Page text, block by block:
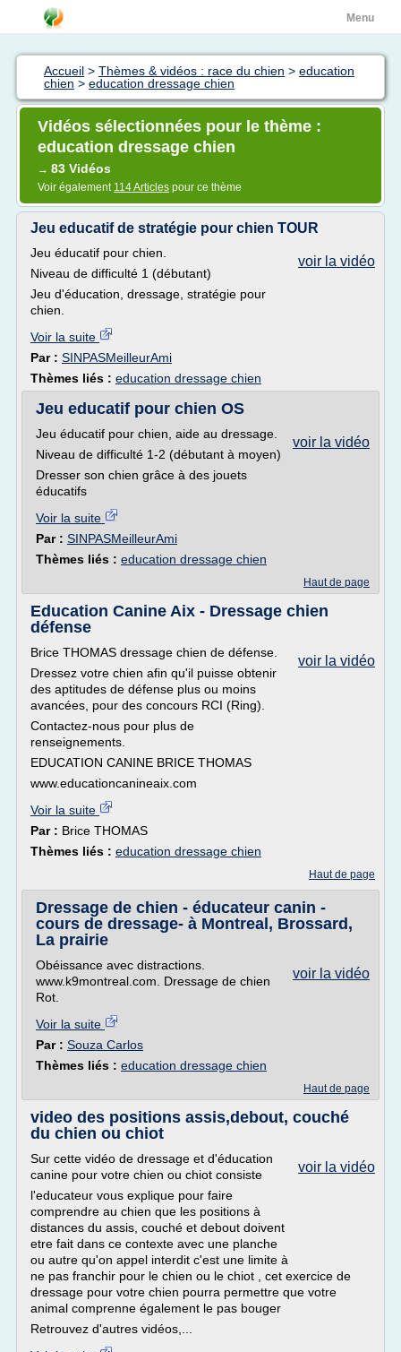
Menu
Accueil > Thèmes & vidéos : race du chien > education
chien > education dressage chien
Vidéos sélectionnées pour le thème :
education dressage chien
→ 83 Vidéos
Voir également 114 Articles pour ce thème
Jeu educatif de stratégie pour chien TOUR
voir la vidéo
Jeu éducatif pour chien.
Niveau de difficulté 1 (débutant)
Jeu d'éducation, dressage, stratégie pour
chien.
Voir la suite
Par : SINPASMeilleurAmi
Thèmes liés : education dressage chien
Jeu educatif pour chien OS
voir la vidéo
Jeu éducatif pour chien, aide au dressage.
Niveau de difficulté 1-2 (débutant à moyen)
Dresser son chien grâce à des jouets
éducatifs
Voir la suite
Par : SINPASMeilleurAmi
Thèmes liés : education dressage chien
Haut de page
Education Canine Aix - Dressage chien
défense
voir la vidéo
Brice THOMAS dressage chien de défense.
Dressez votre chien afin qu'il puisse obtenir
des aptitudes de défense plus ou moins
avancées, pour des concours RCI (Ring).
Contactez-nous pour plus de
renseignements.
EDUCATION CANINE BRICE THOMAS
www.educationcanineaix.com
Voir la suite
Par : Brice THOMAS
Thèmes liés : education dressage chien
Haut de page
Dressage de chien - éducateur canin -
cours de dressage- à Montreal, Brossard,
La prairie
voir la vidéo
Obéissance avec distractions.
www.k9montreal.com. Dressage de chien
Rot.
Voir la suite
Par : Souza Carlos
Thèmes liés : education dressage chien
Haut de page
video des positions assis,debout, couché
du chien ou chiot
voir la vidéo
Sur cette vidéo de dressage et d'éducation
canine pour votre chien ou chiot consiste
l'educateur vous explique pour faire
comprendre au chien que les positions à
distances du assis, couché et debout doivent
etre fait dans ce contexte avec une planche
ou autre qu'on appel interdit c'est une limite à
ne pas franchir pour le chien ou le chiot , cet exercice de
dressage pour votre chien pourra permettre que votre
animal comprenne également le pas bouger
Retrouvez d'autres vidéos,...